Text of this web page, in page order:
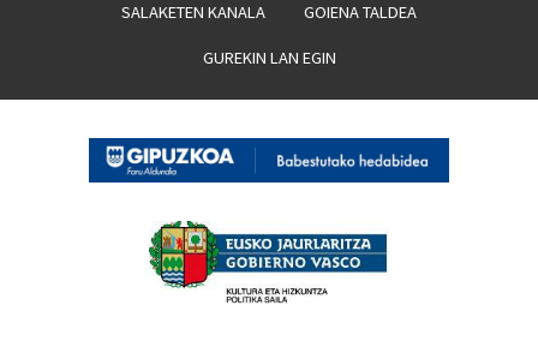
SALAKETEN KANALA GOIENA TALDEA
GUREKIN LAN EGIN